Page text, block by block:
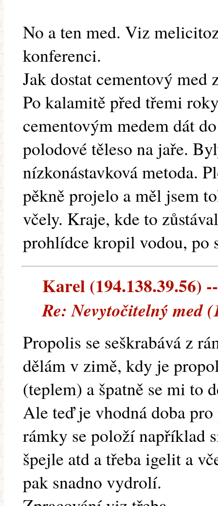
No a ten med. Viz
konferenci.
Jak dostat cementový med
Po kalamitě před třemi
cementovým medem dát
polodové těleso na jaře.
nízkonástavková metoda.
pěkně projelo a měl jsem
včely. Kraje, kde to
prohlídce kropil vodou, po
Karel (194.138.39.56)
Re: Nevytočitelný med
Propolis se seškrabává z
dělám v zimě, kdy je
(teplem) a špatně se mi to
Ale teď je vhodná doba
rámky se položí například
špejle atd a třeba igelit a
pak snadno vydrolí.